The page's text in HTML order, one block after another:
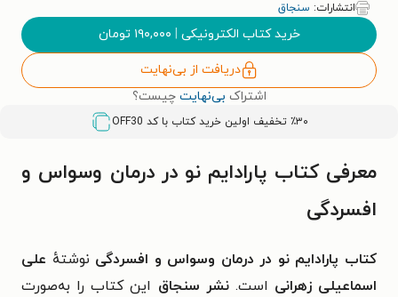
انتشارات: سنجاق
خرید کتاب الکترونیکی | ۱۹۰,۰۰۰ تومان
دریافت از بی‌نهایت
اشتراک بی‌نهایت چیست؟
٪۳۰ تخفیف اولین خرید کتاب با کد OFF30
معرفی کتاب پارادایم نو در درمان وسواس و
افسردگی
کتاب پارادایم نو در درمان وسواس و افسردگی نوشتهٔ علی
اسماعیلی زهرانی است. نشر سنجاق این کتاب را به‌صورت